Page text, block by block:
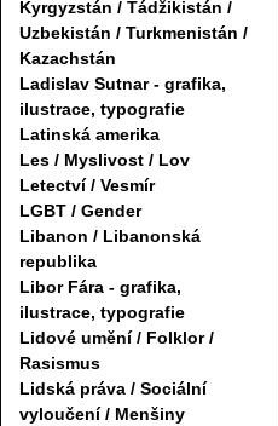
Kyrgyzstán / Tádžikistán /
Uzbekistán / Turkmenistán /
Kazachstán
Ladislav Sutnar - grafika,
ilustrace, typografie
Latinská amerika
Les / Myslivost / Lov
Letectví / Vesmír
LGBT / Gender
Libanon / Libanonská
republika
Libor Fára - grafika,
ilustrace, typografie
Lidové umění / Folklor /
Rasismus
Lidská práva / Sociální
vyloučení / Menšiny